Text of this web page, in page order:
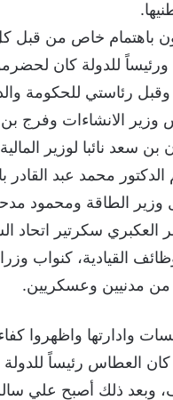
ورئيساً للدولة كان
رئاستي للحكومة
وزير الانشاءات وفرج
سعد نائبا لوزير
الدكتور محمد عبد
وزير الطاقة ومحمود
سكرتير اتحاد
القيادية، كنواب
من مدنيين وعسكريين.
وادارتها واظهروا
العطاس رئيساً
ذلك أصبح علي سالم